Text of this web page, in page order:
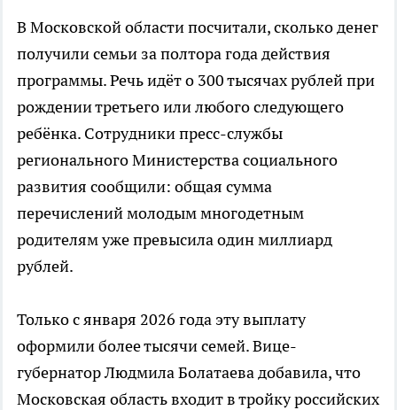
В Московской области посчитали, сколько денег
получили семьи за полтора года действия
программы. Речь идёт о 300 тысячах рублей при
рождении третьего или любого следующего
ребёнка. Сотрудники пресс-службы
регионального Министерства социального
развития сообщили: общая сумма
перечислений молодым многодетным
родителям уже превысила один миллиард
рублей.
Только с января 2026 года эту выплату
оформили более тысячи семей. Вице-
губернатор Людмила Болатаева добавила, что
Московская область входит в тройку российских